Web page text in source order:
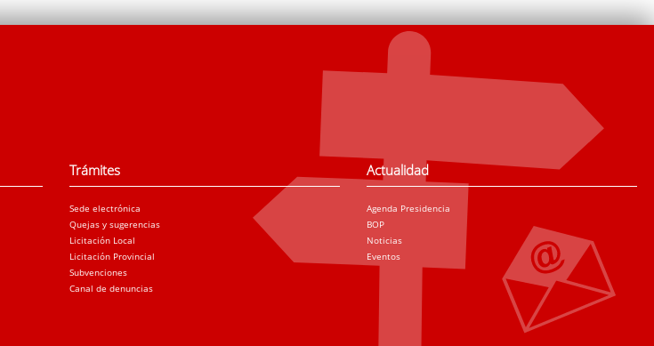
Trámites
Sede electrónica
Quejas y sugerencias
Licitación Local
Licitación Provincial
Subvenciones
Canal de denuncias
Actualidad
Agenda Presidencia
BOP
Noticias
Eventos